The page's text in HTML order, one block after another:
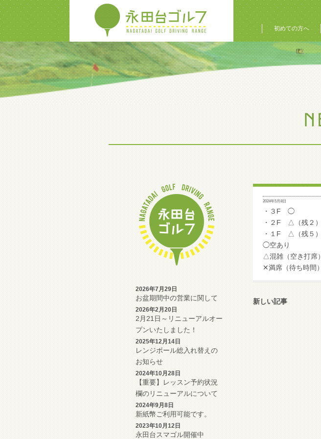
初めての方へ
2026年7月29日
お盆期間中の営業に関して
2026年2月20日
2月21日～リニューアルオー
プンいたしました！
2025年12月14日
レンジボール総入れ替えの
お知らせ
2024年10月28日
【重要】レッスン予約状況
欄のリニューアルについて
2024年9月8日
新紙幣ご利用可能です。
2023年10月12日
永田台スマゴル開催中
2024年5月8日
・３F ◯
・２F △（残２）
・１F △（残５）
◯空あり
△混雑（空き打席）
✕満席（待ち時間）
新しい記事